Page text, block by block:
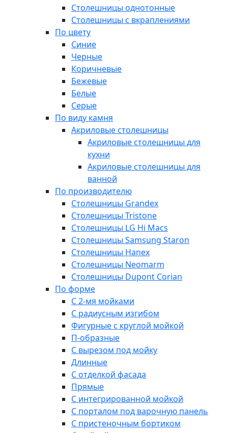
Столешницы однотонные
Столешницы с вкраплениями
По цвету
Синие
Черные
Коричневые
Бежевые
Белые
Серые
По виду камня
Акриловые столешницы
Акриловые столешницы для
кухни
Акриловые столешницы для
ванной
По производителю
Столешницы Grandex
Столешницы Tristone
Столешницы LG Hi Macs
Столешницы Samsung Staron
Столешницы Hanex
Столешницы Neomarm
Столешницы Dupont Corian
По форме
С 2-мя мойками
С радиусным изгибом
Фигурные с круглой мойкой
П-образные
С вырезом под мойку
Длинные
С отделкой фасада
Прямые
С интегрированной мойкой
С порталом под варочную панель
С пристеночным бортиком